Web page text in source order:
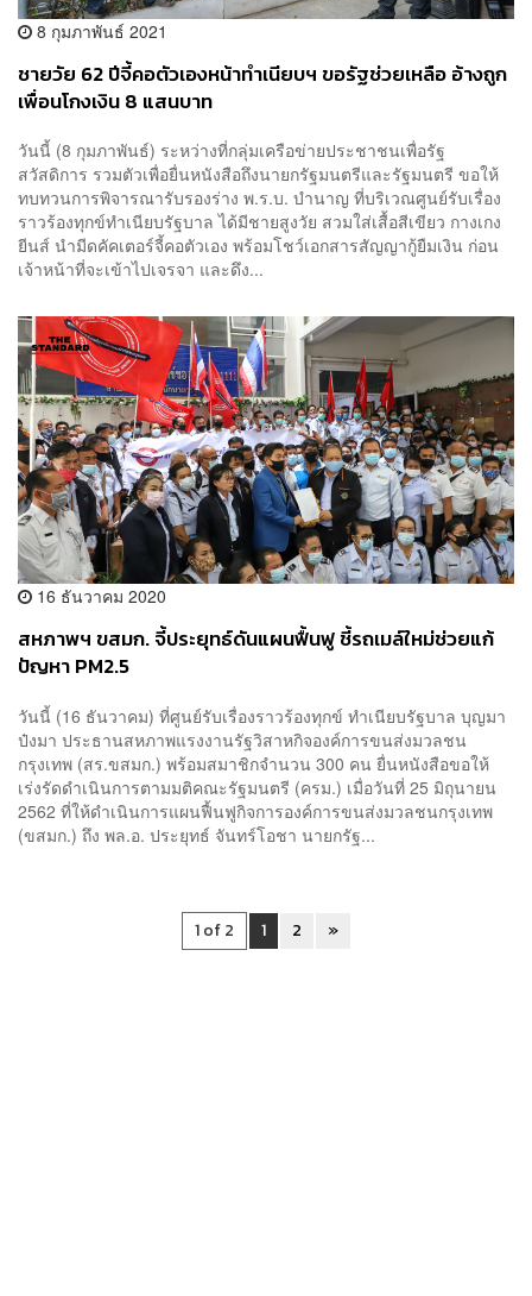
8 กุมภาพันธ์ 2021
ชายวัย 62 ปีจี้คอตัวเองหน้าทำเนียบฯ ขอรัฐช่วยเหลือ อ้างถูก
เพื่อนโกงเงิน 8 แสนบาท
วันนี้ (8 กุมภาพันธ์) ระหว่างที่กลุ่มเครือข่ายประชาชนเพื่อรัฐ
สวัสดิการ รวมตัวเพื่อยื่นหนังสือถึงนายกรัฐมนตรีและรัฐมนตรี ขอให้
ทบทวนการพิจารณารับรองร่าง พ.ร.บ. บำนาญ ที่บริเวณศูนย์รับเรื่อง
ราวร้องทุกข์ทำเนียบรัฐบาล ได้มีชายสูงวัย สวมใส่เสื้อสีเขียว กางเกง
ยีนส์ นำมีดคัคเตอร์จี้คอตัวเอง พร้อมโชว์เอกสารสัญญากู้ยืมเงิน ก่อน
เจ้าหน้าที่จะเข้าไปเจรจา และดึง...
16 ธันวาคม 2020
สหภาพฯ ขสมก. จี้ประยุทธ์ดันแผนฟื้นฟู ชี้รถเมล์ใหม่ช่วยแก้
ปัญหา PM2.5
วันนี้ (16 ธันวาคม) ที่ศูนย์รับเรื่องราวร้องทุกข์ ทำเนียบรัฐบาล บุญมา
ป๋งมา ประธานสหภาพแรงงานรัฐวิสาหกิจองค์การขนส่งมวลชน
กรุงเทพ (สร.ขสมก.) พร้อมสมาชิกจำนวน 300 คน ยื่นหนังสือขอให้
เร่งรัดดำเนินการตามมติคณะรัฐมนตรี (ครม.) เมื่อวันที่ 25 มิถุนายน
2562 ที่ให้ดำเนินการแผนฟื้นฟูกิจการองค์การขนส่งมวลชนกรุงเทพ
(ขสมก.) ถึง พล.อ. ประยุทธ์ จันทร์โอชา นายกรัฐ...
1 of 2 1 2 »